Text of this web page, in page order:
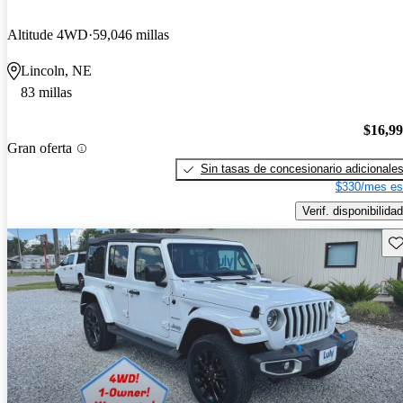
Altitude 4WD 59,046 millas
Lincoln, NE
83 millas
Gran oferta
Sin tasas de concesionario adicionales
$330/mes
Verif. disponibilidad